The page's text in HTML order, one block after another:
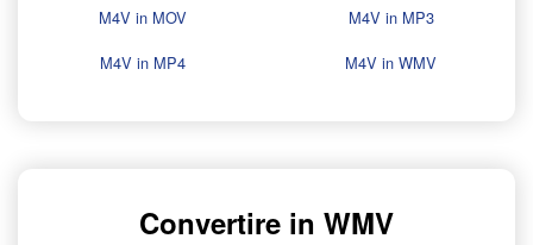
M4V in MOV
M4V in MP3
M4V in MP4
M4V in WMV
Convertire in WMV